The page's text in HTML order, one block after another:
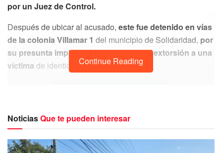
por un Juez de Control.
Después de ubicar al acusado, este fue detenido en vías
de la colonia Villamar 1 del municipio de Solidaridad, por
su presunta implicación en el delito de extorsión a una
víctima de identidad confidencial.
Continue Reading
NoticiasQue te pueden interesar